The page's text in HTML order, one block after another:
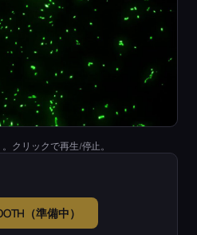
クリックで再生/停止。
（準備中）